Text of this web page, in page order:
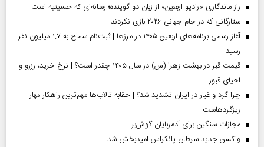
راز ماندگاری «رادیو اربعین» از زبان دو گوینده؛ رسانه‌ای که حسینیه است
ستارگانی که در جام جهانی ۲۰۲۶ بازی نکردند
آغاز رسمی برنامه‌های اربعین ۱۴۰۵ در مرز‌ها | ثبت‌نام سماح به ۱.۷ میلیون نفر
رسید
قیمت قبر در بهشت زهرا (س) در سال ۱۴۰۵ چقدر است؟ | نرخ خرید، رزرو و
احیای قبور
چرا گرد و غبار در ایران تشدید شد؟ | حقابه تالاب‌ها مهم‌ترین راهکار مهار
ریزگردهاست
مجازات سنگین برای آدم‌ربایان گوش‌بر
واکسن جدید سرطان پانکراس امیدبخش شد